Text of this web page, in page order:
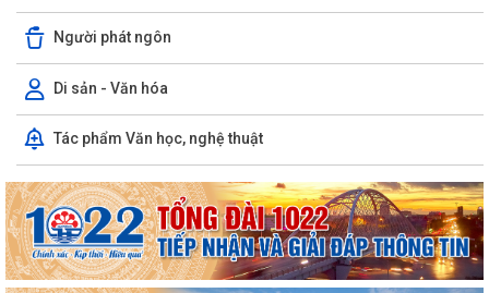
Người phát ngôn
Di sản - Văn hóa
Tác phẩm Văn học, nghệ thuật
danh tính
Xã Cẩm Giang tổ chức lễ tâm linh và triển khai lấy mẫu hài cốt liệt sĩ
phục vụ giám định ADN
THÔNG BÁO số 03/TB-TTPVHCC ngày 04/8/2026 của Trung tâm
Phục vụ HCC Về việc tổ chức hướng dẫn, tiếp...